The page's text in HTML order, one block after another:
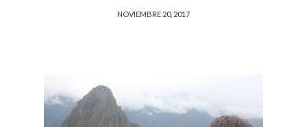
NOVIEMBRE 20, 2017